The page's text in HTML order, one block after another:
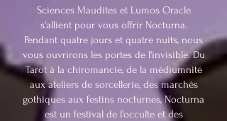
Sciences Maudites et Lumos Oracle
s'allient pour vous offrir Nocturna.
Pendant quatre jours et quatre nuits, nous
vous ouvrirons les portes de l'invisible. Du
Tarot à la chiromancie, de la médiumnité
aux ateliers de sorcellerie, des marchés
gothiques aux festins nocturnes, Nocturna
est un festival de l'occulte et des